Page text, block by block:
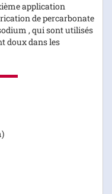
application
de percarbonate
, qui sont utilisés
doux dans les